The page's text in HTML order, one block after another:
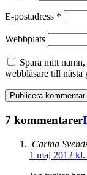
E-postadress *
Webbplats
Spara mitt
webbläsare till nästa
7 kommentarer
Carina
1 maj 2012